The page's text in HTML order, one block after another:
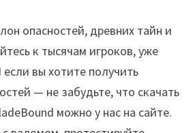
опасностей, древних тайн и
к тысячам игроков, уже
вы хотите получить
— не забудьте, что скачать
можно у нас на сайте.